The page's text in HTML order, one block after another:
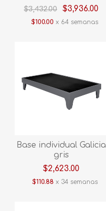
$3,432.00 $3,936.00
$100.00 x 64 semanas
Base individual Galicia
gris
$2,623.00
$110.88 x 34 semanas